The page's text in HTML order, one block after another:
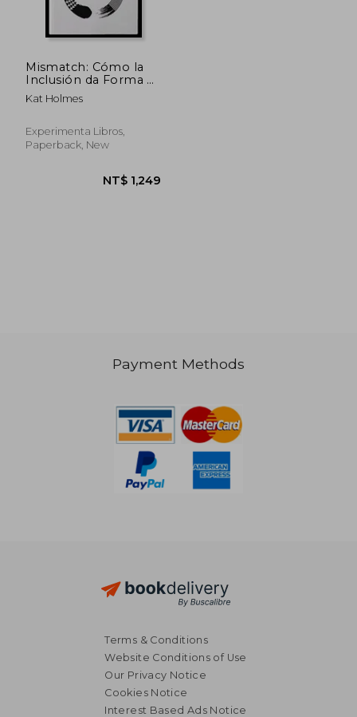
Mismatch: Cómo la
Inclusión da Forma al
Diseño, la Tecnología
y la Sociedad
Kat Holmes
Experimenta Libros,
Paperback, New
Payment Methods
Terms & Conditions
Website Conditions of Use
Our Privacy Notice
Cookies Notice
Interest Based Ads Notice